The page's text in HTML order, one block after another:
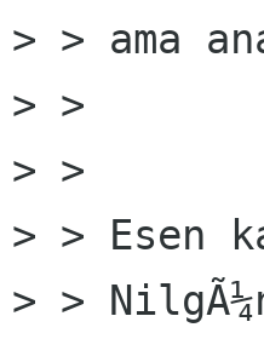
> > ama
> >
> >
> > Esen
> >